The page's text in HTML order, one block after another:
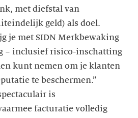
met diefstal van
geld) als doel.
je met SIDN Merkbewaking
− inclusief risico-inschatting
kunt nemen om je klanten
te beschermen.”
is
facturatie volledig